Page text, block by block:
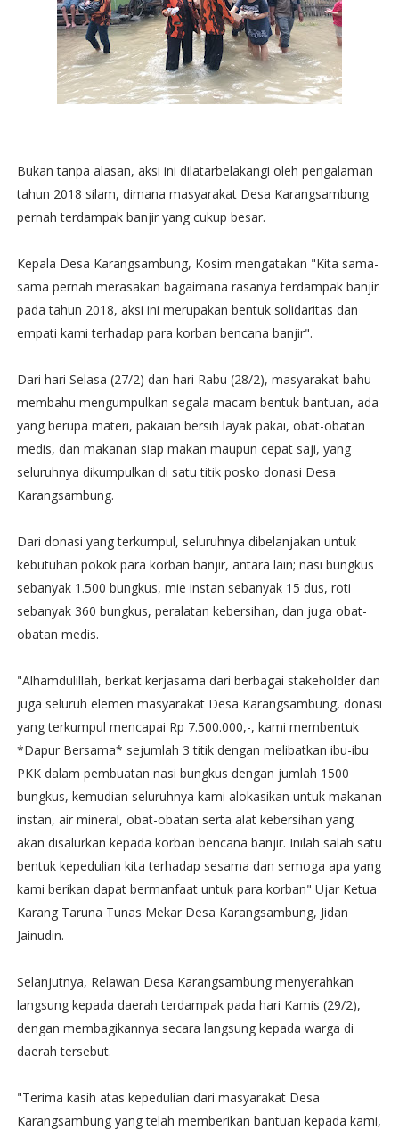
Bukan tanpa alasan, aksi ini dilatarbelakangi oleh pengalaman
tahun 2018 silam, dimana masyarakat Desa Karangsambung
pernah terdampak banjir yang cukup besar.
Kepala Desa Karangsambung, Kosim mengatakan "Kita sama-
sama pernah merasakan bagaimana rasanya terdampak banjir
pada tahun 2018, aksi ini merupakan bentuk solidaritas dan
empati kami terhadap para korban bencana banjir".
Dari hari Selasa (27/2) dan hari Rabu (28/2), masyarakat bahu-
membahu mengumpulkan segala macam bentuk bantuan, ada
yang berupa materi, pakaian bersih layak pakai, obat-obatan
medis, dan makanan siap makan maupun cepat saji, yang
seluruhnya dikumpulkan di satu titik posko donasi Desa
Karangsambung.
Dari donasi yang terkumpul, seluruhnya dibelanjakan untuk
kebutuhan pokok para korban banjir, antara lain; nasi bungkus
sebanyak 1.500 bungkus, mie instan sebanyak 15 dus, roti
sebanyak 360 bungkus, peralatan kebersihan, dan juga obat-
obatan medis.
"Alhamdulillah, berkat kerjasama dari berbagai stakeholder dan
juga seluruh elemen masyarakat Desa Karangsambung, donasi
yang terkumpul mencapai Rp 7.500.000,-, kami membentuk
*Dapur Bersama* sejumlah 3 titik dengan melibatkan ibu-ibu
PKK dalam pembuatan nasi bungkus dengan jumlah 1500
bungkus, kemudian seluruhnya kami alokasikan untuk makanan
instan, air mineral, obat-obatan serta alat kebersihan yang
akan disalurkan kepada korban bencana banjir. Inilah salah satu
bentuk kepedulian kita terhadap sesama dan semoga apa yang
kami berikan dapat bermanfaat untuk para korban" Ujar Ketua
Karang Taruna Tunas Mekar Desa Karangsambung, Jidan
Jainudin.
Selanjutnya, Relawan Desa Karangsambung menyerahkan
langsung kepada daerah terdampak pada hari Kamis (29/2),
dengan membagikannya secara langsung kepada warga di
daerah tersebut.
"Terima kasih atas kepedulian dari masyarakat Desa
Karangsambung yang telah memberikan bantuan kepada kami,